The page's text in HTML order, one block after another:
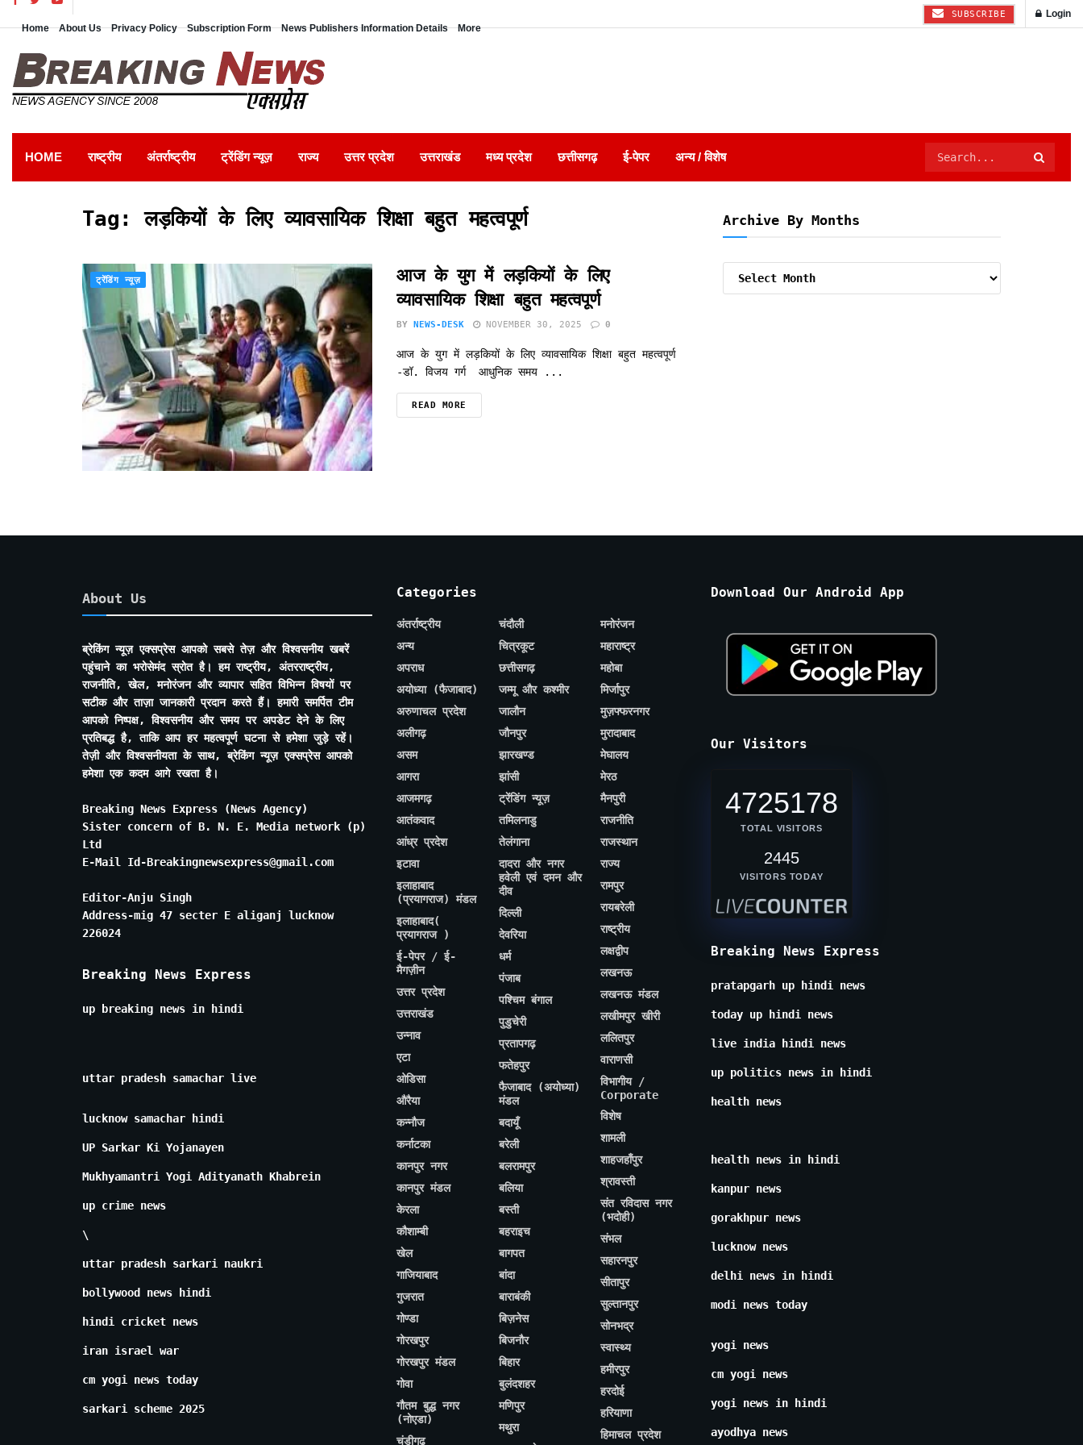
Home About Us Privacy Policy Subscription Form News Publishers Information Details More
SUBSCRIBE Login
HOME राष्ट्रीय अंतर्राष्ट्रीय ट्रेंडिंग न्यूज़ राज्य उत्तर प्रदेश उत्तराखंड मध्य प्रदेश छत्तीसगढ़ ई-पेपर अन्य / विशेष
Tag:लड़कियों के लिए व्यावसायिक शिक्षा बहुत महत्वपूर्ण
ट्रेंडिंग न्यूज़
आज के युग में लड़कियों के लिए
व्यावसायिक शिक्षा बहुत महत्वपूर्ण
BY NEWS-DESK NOVEMBER 30, 2025 0
आज के युग में लड़कियों के लिए व्यावसायिक शिक्षा बहुत महत्वपूर्ण
-डॉ. विजय गर्ग आधुनिक समय ...
READ MORE
Archive By Months
About Us
ब्रेकिंग न्यूज़ एक्सप्रेस आपको सबसे तेज़ और विश्वसनीय खबरें
पहुंचाने का भरोसेमंद स्रोत है। हम राष्ट्रीय, अंतरराष्ट्रीय,
राजनीति, खेल, मनोरंजन और व्यापार सहित विभिन्न विषयों पर
सटीक और ताज़ा जानकारी प्रदान करते हैं। हमारी समर्पित टीम
आपको निष्पक्ष, विश्वसनीय और समय पर अपडेट देने के लिए
प्रतिबद्ध है, ताकि आप हर महत्वपूर्ण घटना से हमेशा जुड़े रहें।
तेज़ी और विश्वसनीयता के साथ, ब्रेकिंग न्यूज़ एक्सप्रेस आपको
हमेशा एक कदम आगे रखता है।
Breaking News Express (News Agency)
Sister concern of B. N. E. Media network (p)
Ltd
E-Mail Id-Breakingnewsexpress@gmail.com
Editor-Anju Singh
Address-mig 47 secter E aliganj lucknow
226024
Breaking News Express
up breaking news in hindi
uttar pradesh samachar live
lucknow samachar hindi
UP Sarkar Ki Yojanayen
Mukhyamantri Yogi Adityanath Khabrein
up crime news
\
uttar pradesh sarkari naukri
bollywood news hindi
hindi cricket news
iran israel war
cm yogi news today
sarkari scheme 2025
Categories
अंतर्राष्ट्रीय
अन्य
अपराध
अयोध्या (फैजाबाद)
अरुणाचल प्रदेश
अलीगढ़
असम
आगरा
आजमगढ़
आतंकवाद
आंध्र प्रदेश
इटावा
इलाहाबाद
(प्रयागराज) मंडल
इलाहाबाद(
प्रयागराज )
ई-पेपर / ई-
मैगज़ीन
उत्तर प्रदेश
उत्तराखंड
उन्नाव
एटा
ओडिसा
औरैया
कन्नौज
कर्नाटका
कानपुर नगर
कानपुर मंडल
केरला
कौशाम्बी
खेल
गाजियाबाद
गुजरात
गोण्डा
गोरखपुर
गोरखपुर मंडल
गोवा
गौतम बुद्ध नगर
(नोएडा)
चंडीगढ़
चंदौली
चित्रकूट
छत्तीसगढ़
जम्मू और कश्मीर
जालौन
जौनपुर
झारखण्ड
झांसी
ट्रेंडिंग न्यूज़
तमिलनाडु
तेलंगाना
दादरा और नगर
हवेली एवं दमन और
दीव
दिल्ली
देवरिया
धर्म
पंजाब
पश्चिम बंगाल
पुडुचेरी
प्रतापगढ़
फतेहपुर
फैजाबाद (अयोध्या)
मंडल
बदायूँ
बरेली
बलरामपुर
बलिया
बस्ती
बहराइच
बागपत
बांदा
बाराबंकी
बिज़नेस
बिजनौर
बिहार
बुलंदशहर
मणिपुर
मथुरा
मनोरंजन
महाराष्ट्र
महोबा
मिर्जापुर
मुज़फ्फरनगर
मुरादाबाद
मेघालय
मेरठ
मैनपुरी
राजनीति
राजस्थान
राज्य
रामपुर
रायबरेली
राष्ट्रीय
लक्षद्वीप
लखनऊ
लखनऊ मंडल
लखीमपुर खीरी
ललितपुर
वाराणसी
विभागीय /
Corporate
विशेष
शामली
शाहजहाँपुर
श्रावस्ती
संत रविदास नगर
(भदोही)
संभल
सहारनपुर
सीतापुर
सुल्तानपुर
सोनभद्र
स्वास्थ्य
हमीरपुर
हरदोई
हरियाणा
हिमाचल प्रदेश
Download Our Android App
Our Visitors
4725178
TOTAL VISITORS
2445
VISITORS TODAY
Breaking News Express
pratapgarh up hindi news
today up hindi news
live india hindi news
up politics news in hindi
health news
health news in hindi
kanpur news
gorakhpur news
lucknow news
delhi news in hindi
modi news today
yogi news
cm yogi news
yogi news in hindi
ayodhya news